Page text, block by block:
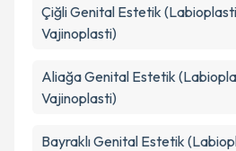
ÇiğliGenital Estetik
Vajinoplasti)
AliağaGenital Estetik
Vajinoplasti)
BayraklıGenital Estetik